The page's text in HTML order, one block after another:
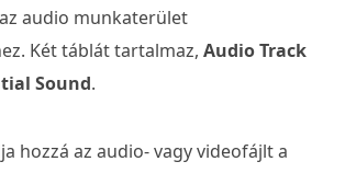
audio munkaterület
Két táblát tartalmaz, Audio Track
Sound.
hozzá az audio- vagy videofájlt a